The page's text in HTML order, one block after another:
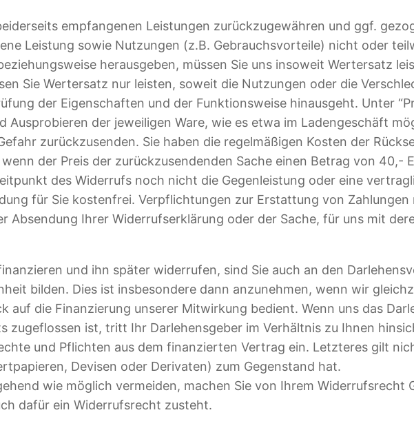
empfangenen Leistungen zurückzugewähren und ggf.
Leistung sowie Nutzungen (z.B. Gebrauchsvorteile) nicht oder
herausgeben, müssen Sie uns insoweit Wertersatz
Sie Wertersatz nur leisten, soweit die Nutzungen oder die
der Eigenschaften und der Funktionsweise hinausgeht. Unter
Ausprobieren der jeweiligen Ware, wie es etwa im Ladengeschäft
zurückzusenden. Sie haben die regelmäßigen Kosten der
der Preis der zurückzusendenden Sache einen Betrag von 40,-
des Widerrufs noch nicht die Gegenleistung oder eine
für Sie kostenfrei. Verpflichtungen zur Erstattung von Zahlungen
Absendung Ihrer Widerrufserklärung oder der Sache, für uns mit
und ihn später widerrufen, sind Sie auch an den
bilden. Dies ist insbesondere dann anzunehmen, wenn wir
auf die Finanzierung unserer Mitwirkung bedient. Wenn uns das
zugeflossen ist, tritt Ihr Darlehensgeber im Verhältnis zu Ihnen
und Pflichten aus dem finanzierten Vertrag ein. Letzteres gilt
Devisen oder Derivaten) zum Gegenstand hat.
wie möglich vermeiden, machen Sie von Ihrem Widerrufsrecht
dafür ein Widerrufsrecht zusteht.